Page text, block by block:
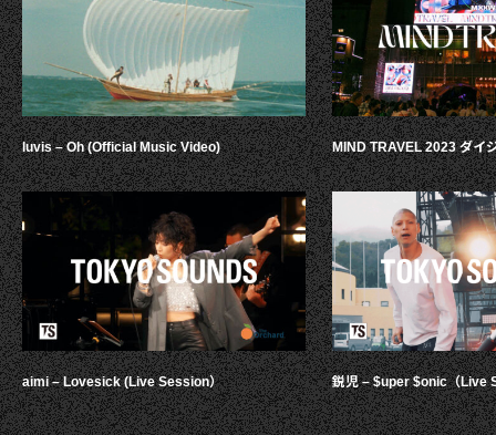
luvis – Oh (Official Music Video)
aimi – Lovesick (Live Session）
MIND TRAVEL 2023 ダイ
鋭児 – $uper $onic（Live